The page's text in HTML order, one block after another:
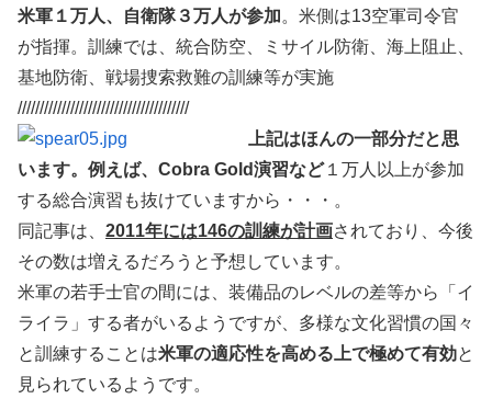
米軍１万人、自衛隊３万人が参加。米側は13空軍司令官
が指揮。訓練では、統合防空、ミサイル防衛、海上阻止、
基地防衛、戦場捜索救難の訓練等が実施
///////////////////////////////////////
上記はほんの一部分だと思
います。例えば、Cobra Gold演習など１万人以上が参加
する総合演習も抜けていますから・・・。
同記事は、 2011年には146の訓練が計画されており、今後
その数は増えるだろうと予想しています。
米軍の若手士官の間には、装備品のレベルの差等から「イ
ライラ」する者がいるようですが、多様な文化習慣の国々
と訓練することは米軍の適応性を高める上で極めて有効と
見られているようです。